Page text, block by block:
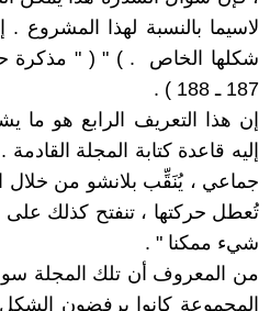
لاسيما بالنسبة لهذا
187 ـ 188 ) .
إن هذا التعريف الرابع هو ما
إليه قاعدة كتابة المجلة
جماعي ، يُنَقِّب بلانشو من خلال
تُعطل حركتها ، تنفتح كذلك على
شيء ممكنا " .
من المعروف أن تلك المجلة
المجموعة كانوا يرفضون